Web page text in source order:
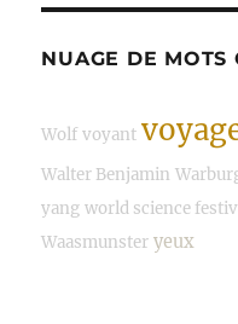
NUAGE DE MOTS
Wolf voyant
Walter Benjamin
yang world science
Waasmunster yeux